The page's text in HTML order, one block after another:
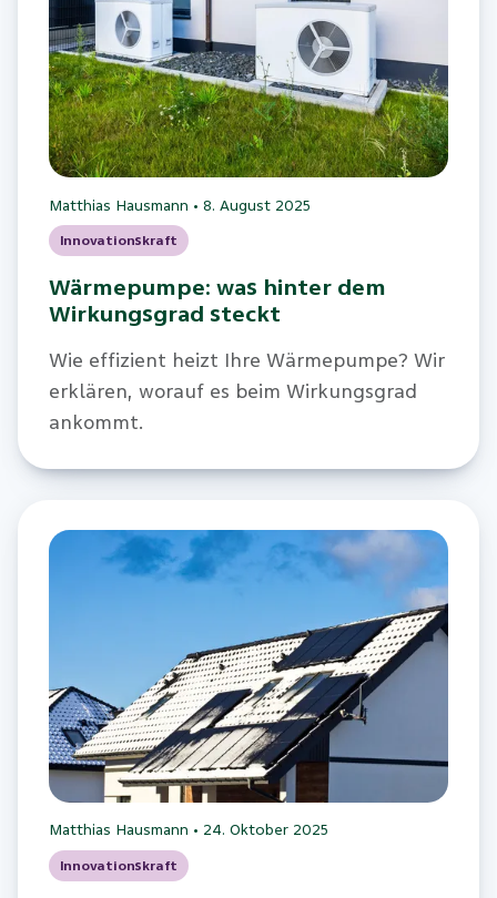
Matthias Hausmann • 8. August 2025
Innovationskraft
Wärmepumpe: was hinter dem
Wirkungsgrad steckt
Wie effizient heizt Ihre Wärmepumpe? Wir
erklären, worauf es beim Wirkungsgrad
ankommt.
Matthias Hausmann • 24. Oktober 2025
Innovationskraft